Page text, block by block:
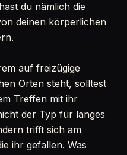
du nämlich die
deinen körperlichen
auf freizügige
Orten steht, solltest
Treffen mit ihr
der Typ für langes
trifft sich am
ihr gefallen. Was